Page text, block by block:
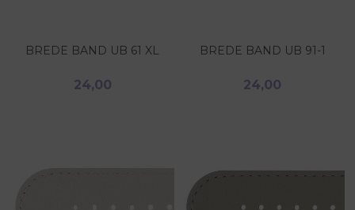
BREDE BAND UB 61 XL
24,00
BREDE BAND UB 91-1
24,00